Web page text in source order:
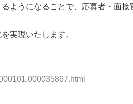
るようになることで、応募者・面
実現いたします。